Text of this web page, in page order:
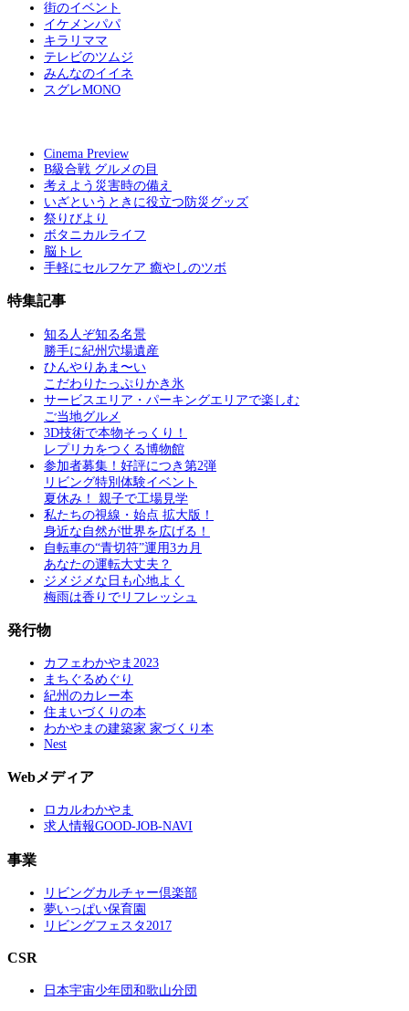
街のイベント
イケメンパパ
キラリママ
テレビのツムジ
みんなのイイネ
スグレMONO
Cinema Preview
B級合戦 グルメの目
考えよう災害時の備え
いざというときに役立つ防災グッズ
祭りびより
ボタニカルライフ
脳トレ
手軽にセルフケア 癒やしのツボ
特集記事
知る人ぞ知る名景
勝手に紀州穴場遺産
ひんやりあま〜い
こだわりたっぷりかき氷
サービスエリア・パーキングエリアで楽しむ
ご当地グルメ
3D技術で本物そっくり！
レプリカをつくる博物館
参加者募集！好評につき第2弾
リビング特別体験イベント
夏休み！ 親子で工場見学
私たちの視線・始点 拡大版！
身近な自然が世界を広げる！
自転車の“青切符”運用3カ月
あなたの運転大丈夫？
ジメジメな日も心地よく
梅雨は香りでリフレッシュ
発行物
カフェわかやま2023
まちぐるめぐり
紀州のカレー本
住まいづくりの本
わかやまの建築家 家づくり本
Nest
Webメディア
ロカルわかやま
求人情報GOOD-JOB-NAVI
事業
リビングカルチャー倶楽部
夢いっぱい保育園
リビングフェスタ2017
CSR
日本宇宙少年団和歌山分団